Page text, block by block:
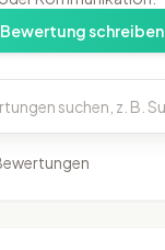
Bewertung schreiben